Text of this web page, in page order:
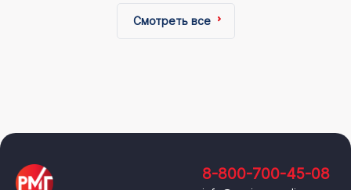
Смотреть все
8-800-700-45-08